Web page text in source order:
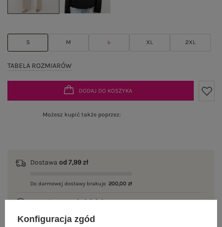
S M L XL 2XL
TABELA ROZMIARÓW
DODAJ DO KOSZYKA
Możesz kupić także poprzez:
Dostawa od 7,99 zł
Do darmowej dostawy brakuje 200,00 zł
Wysyłka wponiedziałek
100 dni na zwrot
Konfiguracja zgód